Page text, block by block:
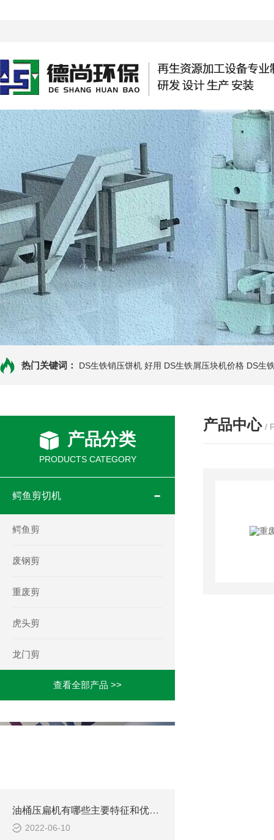
热门关键词： DS生铁销压饼机 好用 DS生铁屑压块机价格 DS生
产品分类
PRODUCTS CATEGORY
鳄鱼剪切机
鳄鱼剪
废钢剪
重废剪
虎头剪
龙门剪
查看全部产品 >>
油桶压扁机有哪些主要特征和优势？
2022-06-10
产品中心 /